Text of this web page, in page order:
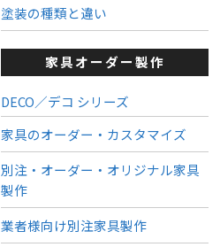
塗装の種類と違い
家具オーダー製作
DECO／デコ シリーズ
家具のオーダー・カスタマイズ
別注・オーダー・オリジナル家具
製作
業者様向け別注家具製作